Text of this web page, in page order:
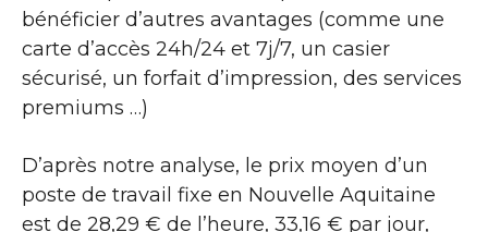
bénéficier d’autres avantages (comme une
carte d’accès 24h/24 et 7j/7, un casier
sécurisé, un forfait d’impression, des services
premiums …)
D’après notre analyse, le prix moyen d’un
poste de travail fixe en Nouvelle Aquitaine
est de 28,29 € de l’heure, 33,16 € par jour,